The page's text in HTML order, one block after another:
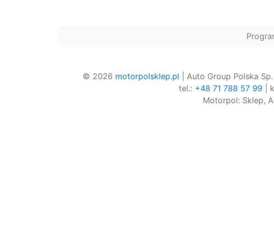
© 2026 motorpolsklep.pl | Auto Group Polska
tel.: +48 71 788 57 99 |
Motorpol: Sklep,